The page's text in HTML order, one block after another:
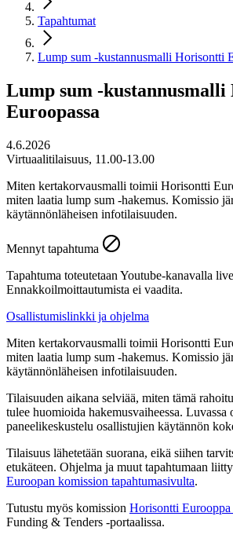
Tapahtumat
Lump sum -kustannusmalli Horisontti
Lump sum -
Euroopassa
4.6.2026
Virtuaalitilaisuus, 11.00-13.00
Miten kertakorvausmalli toimii Horisontti
miten laatia lump sum -hakemus. Komissio
käytännönläheisen infotilaisuuden.
Mennyt tapahtuma
Tapahtuma toteutetaan Youtube-kanavalla
Ennakkoilmoittautumista ei vaadita.
Osallistumislinkki ja ohjelma
Miten kertakorvausmalli toimii Horisontti
miten laatia lump sum -hakemus. Komissio
käytännönläheisen infotilaisuuden.
Tilaisuuden aikana selviää, miten tämä
tulee huomioida hakemusvaiheessa. Luvassa
paneelikeskustelu osallistujien käytännön
Tilaisuus lähetetään suorana, eikä siihen
etukäteen. Ohjelma ja muut tapahtumaan
Euroopan komission tapahtumasivulta.
Tutustu myös komission Horisontti
Funding & Tenders -portaalissa.